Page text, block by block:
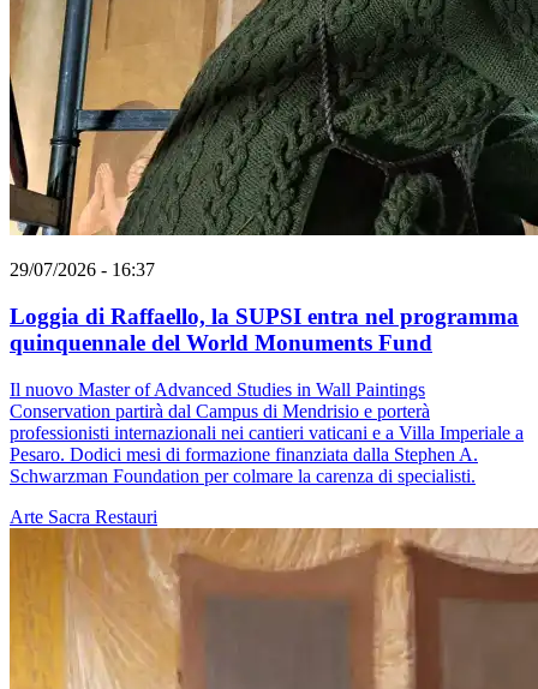
29/07/2026 - 16:37
Loggia di Raffaello, la SUPSI entra nel programma
quinquennale del World Monuments Fund
Il nuovo Master of Advanced Studies in Wall Paintings
Conservation partirà dal Campus di Mendrisio e porterà
professionisti internazionali nei cantieri vaticani e a Villa Imperiale a
Pesaro. Dodici mesi di formazione finanziata dalla Stephen A.
Schwarzman Foundation per colmare la carenza di specialisti.
Arte Sacra Restauri